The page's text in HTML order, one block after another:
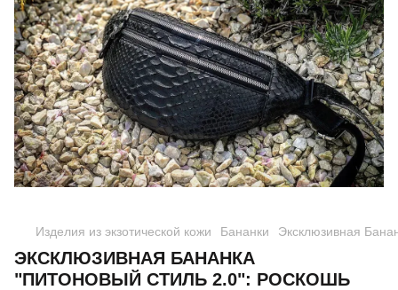
Изделия из экзотической кожи Бананки Эксклюзивная
ЭКСКЛЮЗИВНАЯ БАНАНКА
"ПИТОНОВЫЙ СТИЛЬ 2.0": РОСКОШЬ